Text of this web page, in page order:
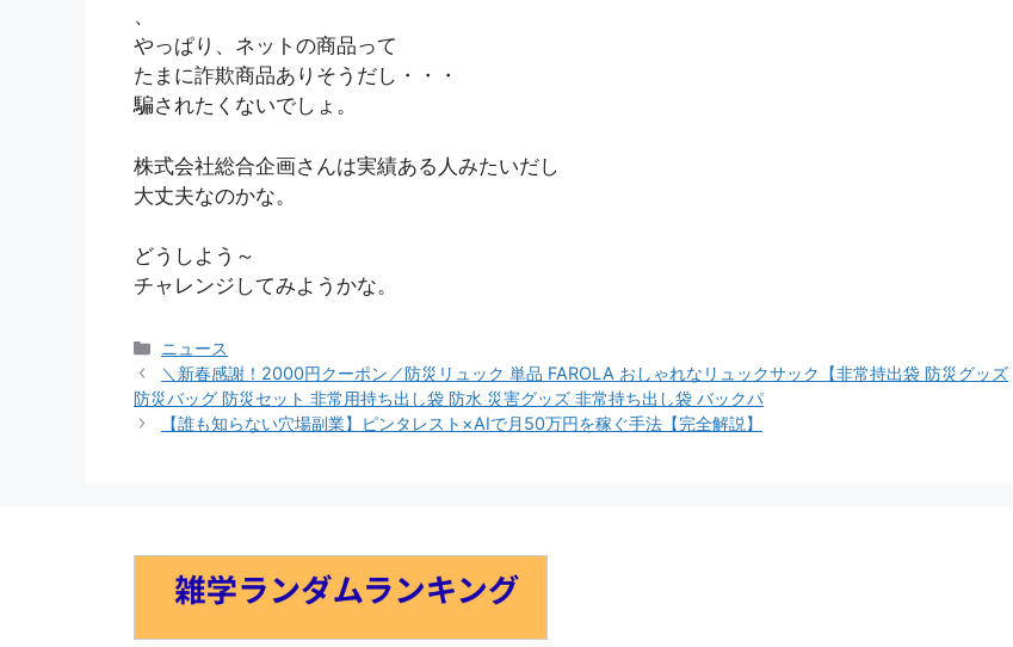
、
やっぱり、ネットの商品って
たまに詐欺商品ありそうだし・・・
騙されたくないでしょ。
株式会社総合企画さんは実績ある人みたいだし
大丈夫なのかな。
どうしよう～
チャレンジしてみようかな。
カ
テ
ゴ
リ
ニュース
＼新春感謝！2000円クーポン／防災リュック 単品 FAROLA おしゃれなリュックサック【非常持出袋 防災グッズ
防災バッグ 防災セット 非常用持ち出し袋 防水 災害グッズ 非常持ち出し袋 バックパ
【誰も知らない穴場副業】ピンタレスト×AIで月50万円を稼ぐ手法【完全解説】